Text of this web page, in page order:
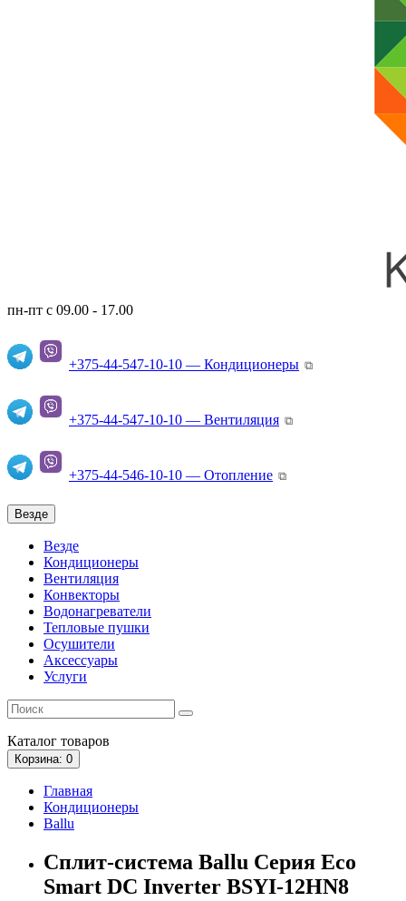
пн-пт с 09.00 - 17.00
+375-44-547-10-10 — Кондиционеры ⧉
+375-44-547-10-10 — Вентиляция ⧉
+375-44-546-10-10 — Отопление ⧉
Везде
Везде
Кондиционеры
Вентиляция
Конвекторы
Водонагреватели
Тепловые пушки
Осушители
Аксессуары
Услуги
Каталог товаров
Корзина: 0
Главная
Кондиционеры
Ballu
Сплит-система Ballu Серия Eco
Smart DC Inverter BSYI-12HN8